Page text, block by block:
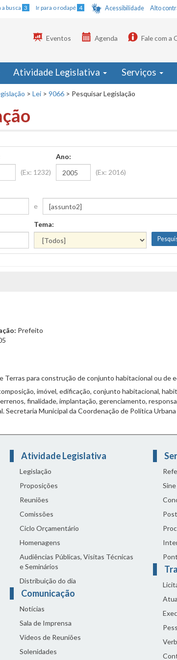
a busca 3 Ir para o rodapé 4 Acessibilidade Alto
Eventos Agenda Fale com a
Atividade Legislativa Serviços
> Lei > 9066 > Pesquisar Legislação
(Ex: 1232)
Ano:
(Ex: 2016)
e
Tema:
Prefeito
Terras para construção de conjunto habitacional ou de
imóvel, edificação, conjunto habitacional,
finalidade, implantação, gerenciamento,
Secretaria Municipal da Coordenação de Política
Atividade Legislativa
Legislação
Proposições
Reuniões
Comissões
Ciclo Orçamentário
Homenagens
Audiências Públicas, Visitas Técnicas
e Seminários
Distribuição do dia
Comunicação
Notícias
Sala de Imprensa
Vídeos de Reuniões
Solenidades
Sine